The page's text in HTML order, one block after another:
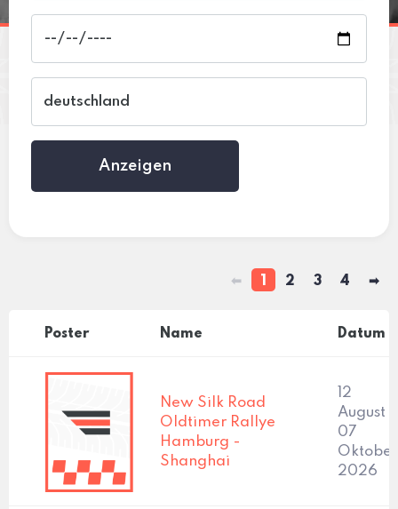
Anzeigen
⬅ 1 2 3 4 ➡
Poster Name Datum
New Silk Road
Oldtimer Rallye
Hamburg -
Shanghai
12
August -
07
Oktober
2026